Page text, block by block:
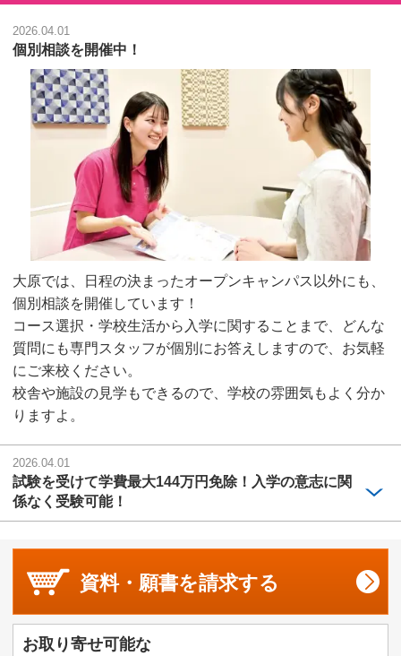
2026.04.01
個別相談を開催中！
大原では、日程の決まったオープンキャンパス以外にも、
個別相談を開催しています！
コース選択・学校生活から入学に関することまで、どんな
質問にも専門スタッフが個別にお答えしますので、お気軽
にご来校ください。
校舎や施設の見学もできるので、学校の雰囲気もよく分か
りますよ。
2026.04.01
試験を受けて学費最大144万円免除！入学の意志に関
係なく受験可能！
資料・願書を請求する
お取り寄せ可能な